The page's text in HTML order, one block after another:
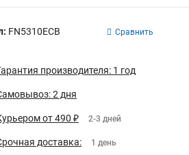
FN5310ECB Сравнить
производителя: 1 год
2 дня
от 490 ₽ 2-3 дней
доставка: 1 день